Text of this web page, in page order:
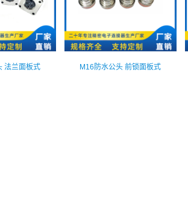
法兰面板式 M16防水公头 前锁面板式